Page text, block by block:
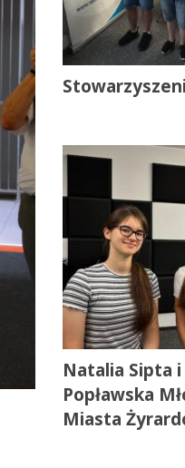
Natalia Sipta
Popławska
Miasta